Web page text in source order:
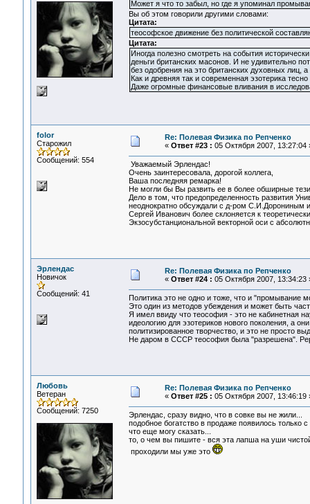
Может я что то забыл, но где я упоминал
Вы об этом говорили другими словами:
Цитата:
теософское движение без политической
Цитата:
Иногда полезно смотреть на события
деньги британских масонов. И не удивительно
без одобрения на это британских духовных лиц,
Как и древняя так и современная эзотерика
Даже огромные финансовые вливания в
folor
Старожил
Сообщений: 554
Re: Полевая Физика по Репченко
« Ответ #23 : 05 Октября 2007, 13:27:04
Уважаемый Эрлендас!
Очень заинтересовала, дорогой коллега,
Ваша последняя ремарка!
Не могли бы Вы развить ее в более обширные
Дело в том, что предопределенность развития
неоднократно обсуждали с д-ром С.И.Дорониным
Сергей Иванович более склоняется к
Экзосубстанциональной векторной оси с
Эрлендас
Новичок
Сообщений: 41
Re: Полевая Физика по Репченко
« Ответ #24 : 05 Октября 2007, 13:34:23
Политика это не одно и тоже, что и "промывание
Это один из методов убеждения и может быть
Я имел ввиду что теософия - это не кабинетная
идеологию для эзотериков нового поколения, а
политизированное творчество, и это не просто
Не даром в СССР теософия была "разрешена".
Любовь
Ветеран
Сообщений: 7250
Re: Полевая Физика по Репченко
« Ответ #25 : 05 Октября 2007, 13:46:19
Эрлендас, сразу видно, что в совке вы не жили...
подобное богатство в продаже появилось только
что еще могу сказать...
то, о чем вы пишите - вся эта лапша на уши
проходили мы уже это